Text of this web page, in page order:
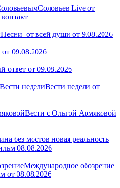
Соловьев Live от
Песни_от всей души от 9.08.2026
09.08.2026
ответ от 09.08.2026
Вести недели от
Вести с Ольгой Армяковой
без мостов новая реальность
08.08.2026
Международное обозрение
от 08.08.2026